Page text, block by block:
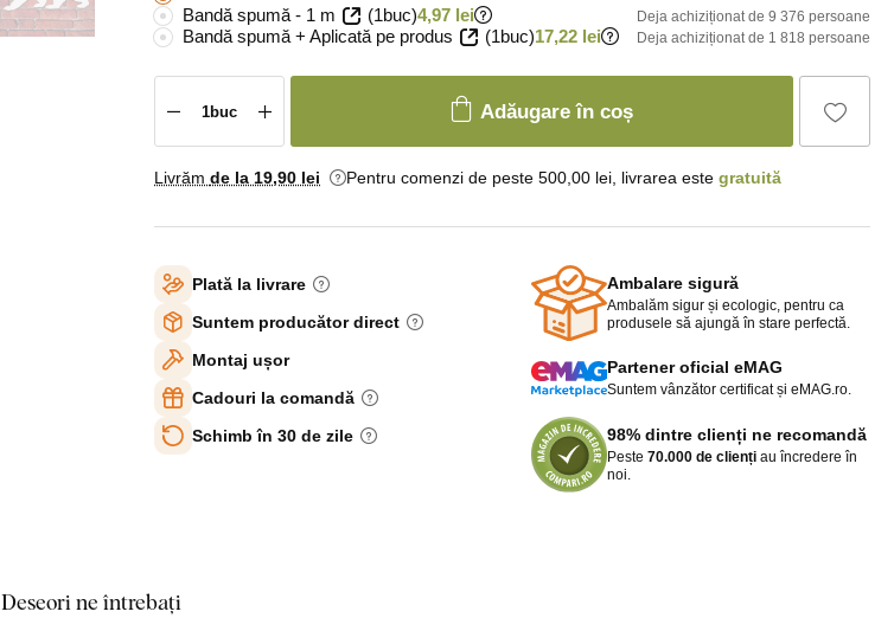
Bandă spumă - 1 m
(1buc)4,97 lei Deja achiziționat de 9 376 persoane
Bandă spumă + Aplicată pe produs (1buc)17,22 lei Deja achiziționat de 1 818 persoane
Adăugare în coș
Livrăm de la 19,90 lei Pentru comenzi de peste 500,00 lei, livrarea este gratuită
Plată la livrare
Suntem producător direct
Montaj ușor
Cadouri la comandă
Schimb în 30 de zile
Ambalare sigură
Ambalăm sigur și ecologic, pentru ca
produsele să ajungă în stare perfectă.
Partener oficial eMAG
Suntem vânzător certificat și eMAG.ro.
98% dintre clienți ne recomandă
Peste 70.000 de clienți au încredere în
noi.
Deseori ne întrebați